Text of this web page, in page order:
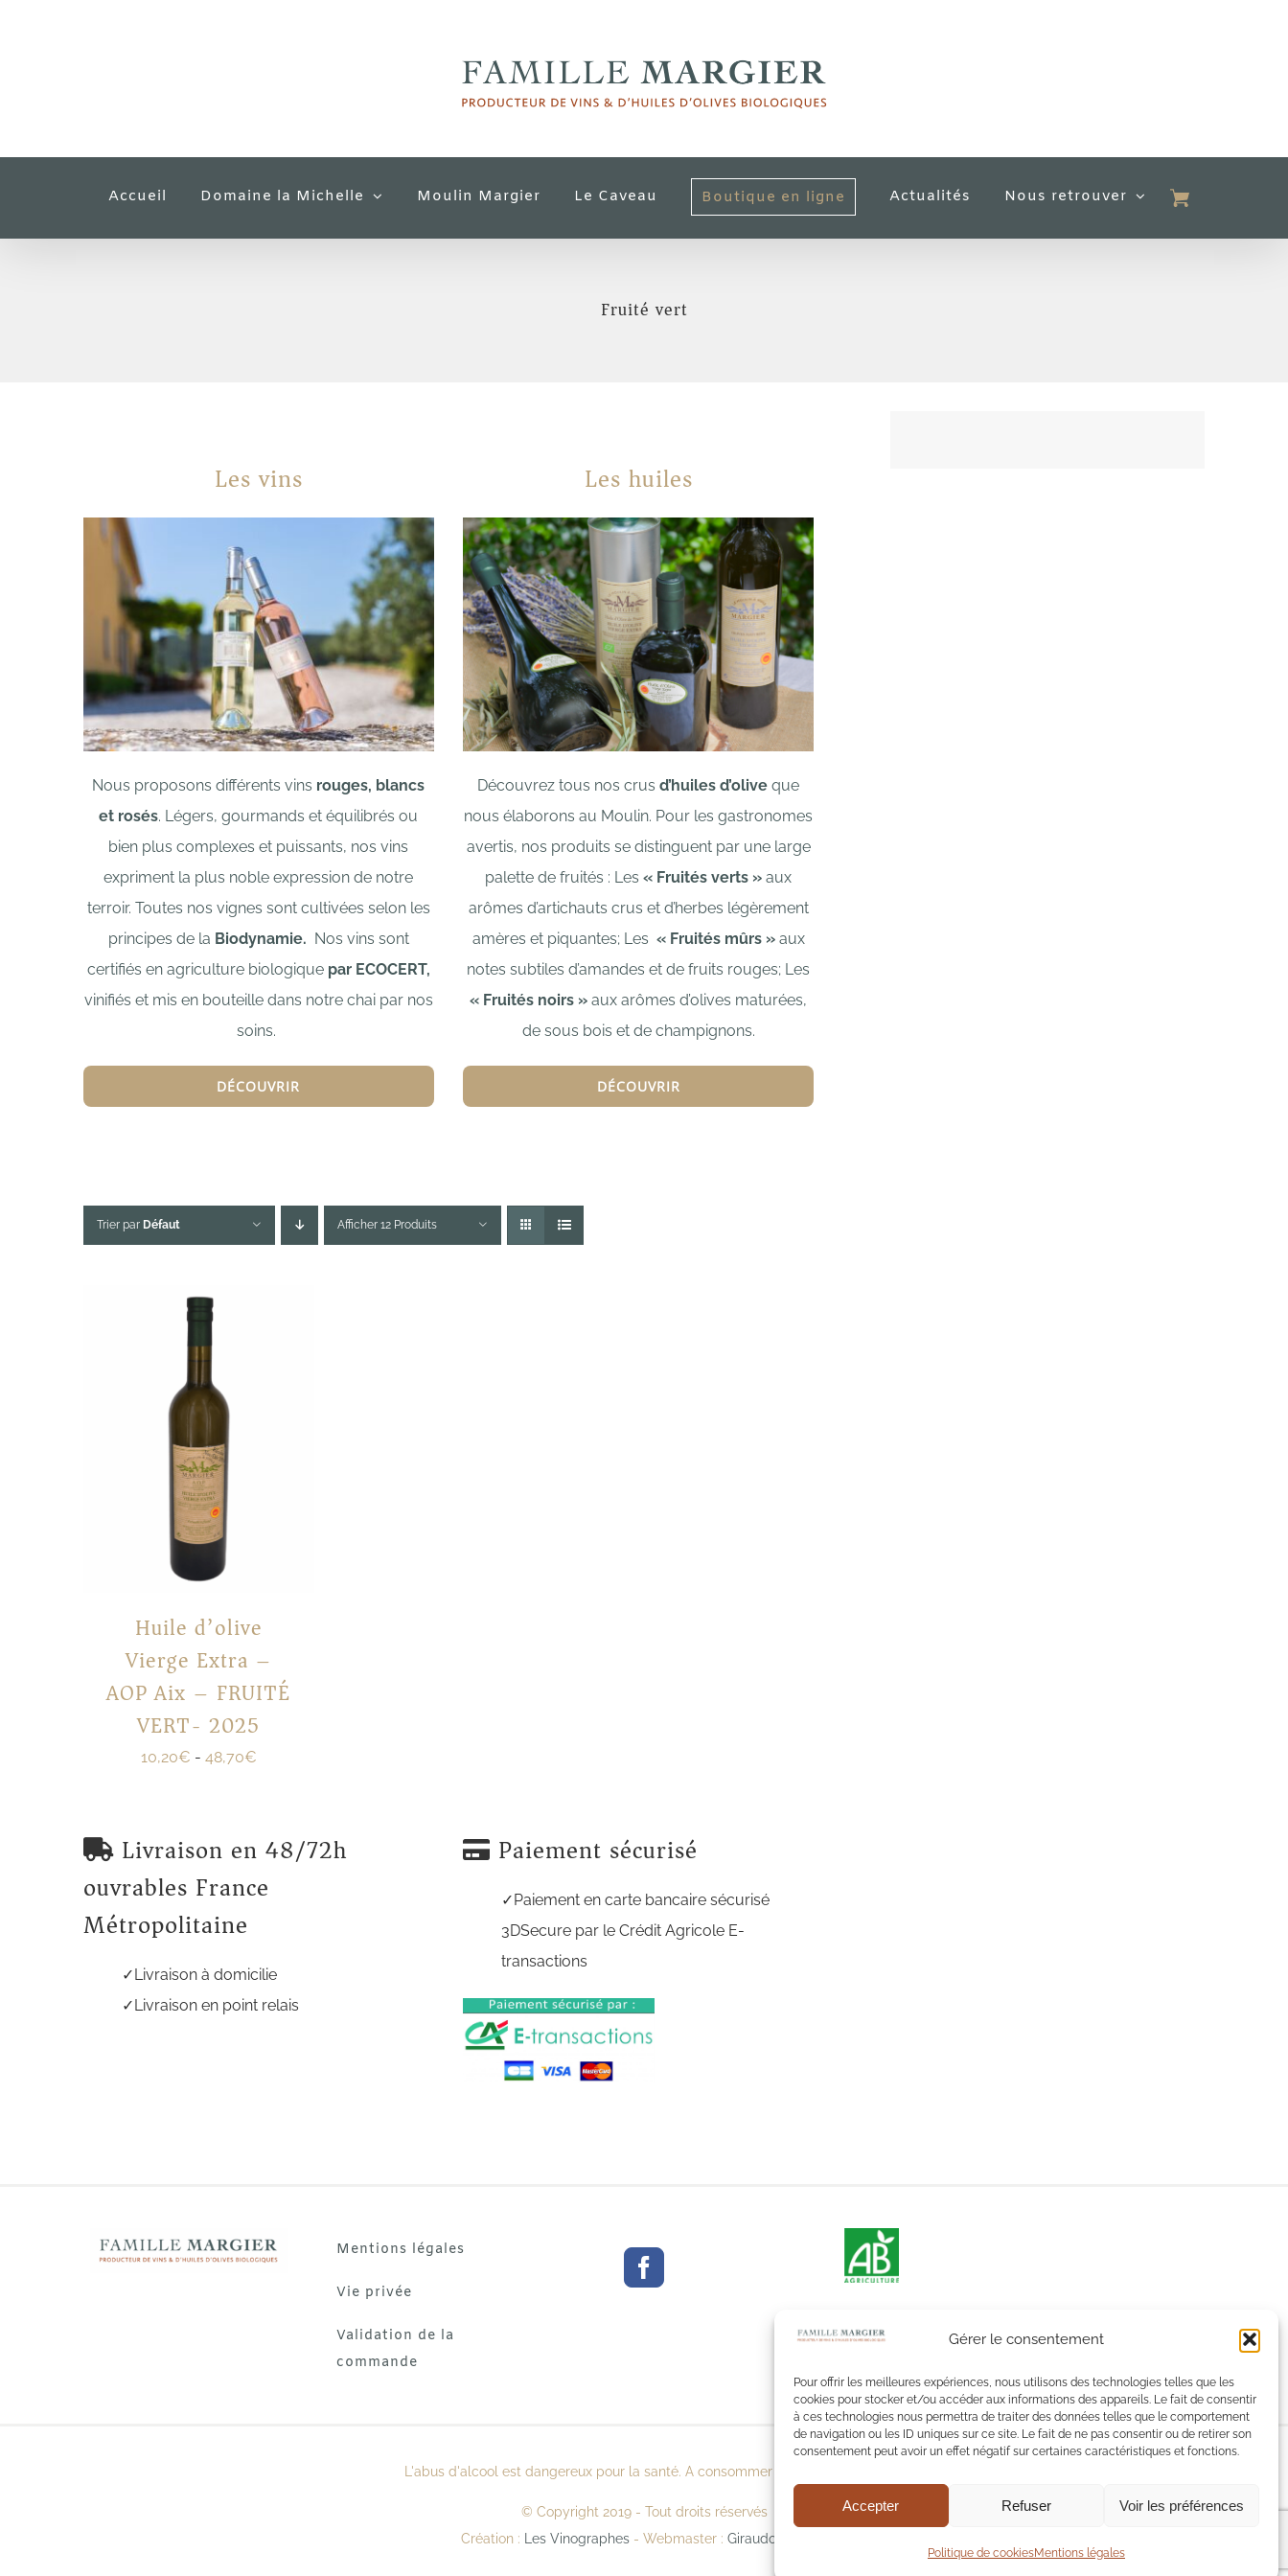
Gérer le consentement
Pour offrir les meilleures expériences, nous utilisons des technologies telles que les
cookies pour stocker et/ou accéder aux informations des appareils. Le fait de consentir
à ces technologies nous permettra de traiter des données telles que le comportement
de navigation ou les ID uniques sur ce site. Le fait de ne pas consentir ou de retirer son
consentement peut avoir un effet négatif sur certaines caractéristiques et fonctions.
Accepter Refuser Voir les préférences
Politique de cookiesMentions légales
Accueil Domaine la Michelle Moulin Margier Le Caveau Boutique en ligne Actualités Nous retrouver
Fruité vert
Les vins
Nous proposons différents vins rouges, blancs
et rosés. Légers, gourmands et équilibrés ou
bien plus complexes et puissants, nos vins
expriment la plus noble expression de notre
terroir. Toutes nos vignes sont cultivées selon les
principes de la Biodynamie. Nos vins sont
certifiés en agriculture biologiquepar ECOCERT,
vinifiés et mis en bouteille dans notre chai par nos
soins.
DÉCOUVRIR
Les huiles
Découvrez tous nos crus d’huiles d’olive que
nous élaborons au Moulin. Pour les gastronomes
avertis, nos produits se distinguent par une large
palette de fruités : Les« Fruités verts » aux
arômes d’artichauts crus et d’herbes légèrement
amères et piquantes; Les « Fruités mûrs » aux
notes subtiles d’amandes et de fruits rouges; Les
« Fruités noirs » aux arômes d’olives maturées,
de sous bois et de champignons.
DÉCOUVRIR
Trier par Défaut Afficher 12 Produits
Huile d’olive
Vierge Extra –
AOP Aix – FRUITÉ
VERT- 2025
10,20€ - 48,70€
Livraison en 48/72h
ouvrables France
Métropolitaine
Livraison à domicilie
Livraison en point relais
Paiement sécurisé
Paiement en carte bancaire sécurisé
3DSecure par le Crédit Agricole E-
transactions
Mentions légales
Vie privée
Validation de la
commande
L'abus d'alcool est dangereux pour la santé. A consommer avec modération.
© Copyright 2019 - Tout droits réservés
Création : Les Vinographes - Webmaster : Giraudo Nicolas